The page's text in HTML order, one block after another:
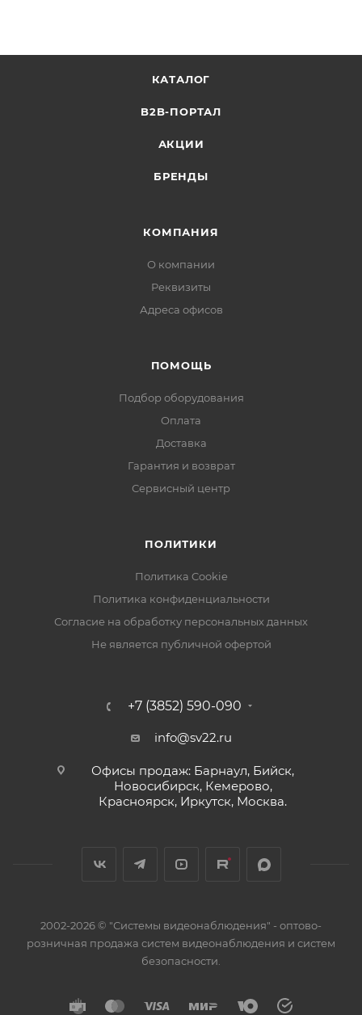
КАТАЛОГ
B2B-ПОРТАЛ
АКЦИИ
БРЕНДЫ
КОМПАНИЯ
О компании
Реквизиты
Адреса офисов
ПОМОЩЬ
Подбор оборудования
Оплата
Доставка
Гарантия и возврат
Сервисный центр
ПОЛИТИКИ
Политика Cookie
Политика конфиденциальности
Согласие на обработку персональных данных
Не является публичной офертой
+7 (3852) 590-090
info@sv22.ru
Офисы продаж: Барнаул, Бийск,
Новосибирск, Кемерово,
Красноярск, Иркутск, Москва.
2002-2026 © "Системы видеонаблюдения" - оптово-
розничная продажа систем видеонаблюдения и систем
безопасности.